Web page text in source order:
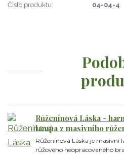
Číslo produktu: 04-04-4
Růženínová Láska -
lampa z masivního
Růženínová Láska je masivní
růžového neopracovaného